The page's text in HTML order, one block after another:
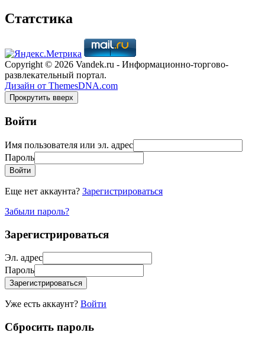
Статстика
Copyright © 2026 Vandek.ru - Информационно-торгово-
развлекательный портал.
Дизайн от ThemesDNA.com
Прокрутить вверх
Войти
Имя пользователя или эл. адрес
Пароль
Войти
Еще нет аккаунта? Зарегистрироваться
Забыли пароль?
Зарегистрироваться
Эл. адрес
Пароль
Зарегистрироваться
Уже есть аккаунт? Войти
Сбросить пароль